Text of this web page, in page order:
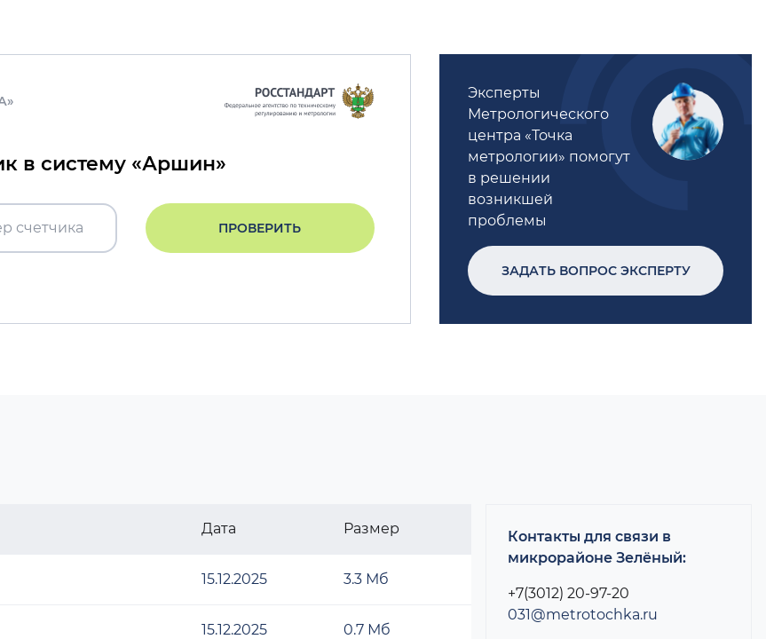
в систему «Аршин»
ПРОВЕРИТЬ
Эксперты
Метрологического
центра «Точка
метрологии» помогут
в решении
возникшей
проблемы
ЗАДАТЬ ВОПРОС ЭКСПЕРТУ
Дата Размер
15.12.2025 3.3 Мб
15.12.2025 0.7 Мб
Контакты для связи в
микрорайоне Зелёный:
+7(3012) 20-97-20
031@metrotochka.ru